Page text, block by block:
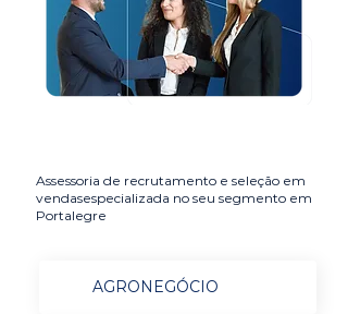
Assessoria de recrutamento e seleção em
vendasespecializada no seu segmento em
Portalegre
AGRONEGÓCIO